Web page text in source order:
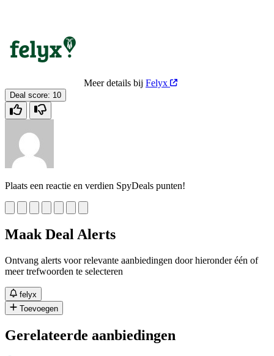
Meer details bij Felyx
Deal score: 10
Plaats een reactie en verdien SpyDeals punten!
Maak Deal Alerts
Ontvang alerts voor relevante aanbiedingen door hieronder één of
meer trefwoorden te selecteren
felyx
Toevoegen
Gerelateerde aanbiedingen